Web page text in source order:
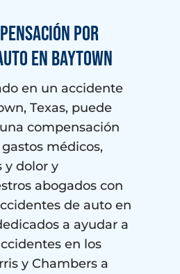
por
en Baytown
en un accidente
Texas, puede
compensación
médicos,
y dolor y
abogados con
de auto en
a ayudar a
en los
y Chambers a